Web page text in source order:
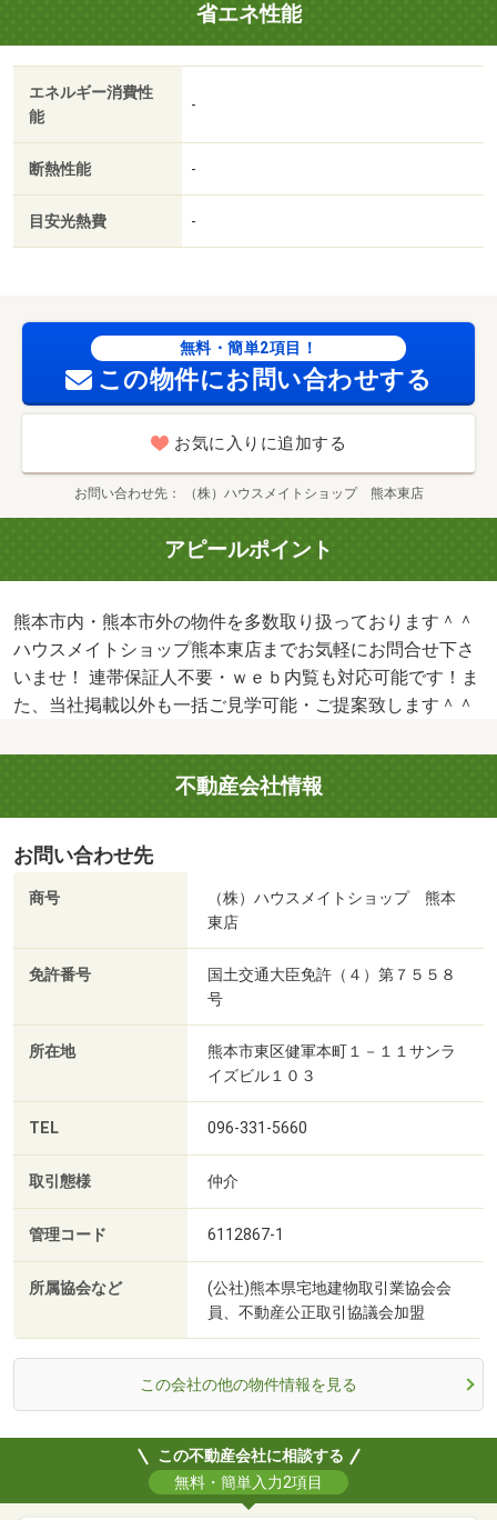
省エネ性能
エネルギー消費性
能
-
断熱性能 -
目安光熱費 -
無料・簡単2項目！
この物件にお問い合わせする
お気に入りに追加する
お問い合わせ先 （株）ハウスメイトショップ 熊本東店
アピールポイント
熊本市内・熊本市外の物件を多数取り扱っております＾＾
ハウスメイトショップ熊本東店までお気軽にお問合せ下さ
いませ！ 連帯保証人不要・ｗｅｂ内覧も対応可能です！ま
た、当社掲載以外も一括ご見学可能・ご提案致します＾＾
不動産会社情報
お問い合わせ先
商号
（株）ハウスメイトショップ 熊本
東店
免許番号
国土交通大臣免許（４）第７５５８
号
所在地
熊本市東区健軍本町１－１１サンラ
イズビル１０３
TEL 096-331-5660
取引態様 仲介
管理コード 6112867-1
所属協会など
(公社)熊本県宅地建物取引業協会会
員、不動産公正取引協議会加盟
この会社の他の物件情報を見る
この不動産会社に相談する
無料・簡単入力2項目